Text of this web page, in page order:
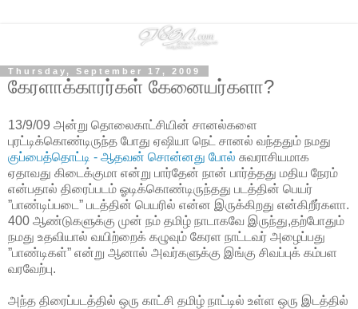
Thursday, September 17, 2009
கேரளாக்காரர்கள் கேனையர்களா?
13/9/09 அன்று தொலைகாட்சியின் சானல்களை
புரட்டிக்கொண்டிருந்த போது ஏஷியா நெட் சானல் வந்ததும் நமது
குப்பைத்தொட்டி - ஆதவன் சொன்னது போல் சுவராசியமாக
ஏதாவது கிடைக்குமா என்று பார்தேன் நான் பார்த்தது மதிய நேரம்
என்பதால் திரைப்படம் ஓடிக்கொண்டிருந்தது படத்தின் பெயர்
”பாண்டிப்படை” படத்தின் பெயரில் என்ன இருக்கிறது என்கிறீர்களா.
400 ஆண்டுகளுக்கு முன் நம் தமிழ் நாடாகவே இருந்து,தற்போதும்
நமது உதவியால் வயிற்றைக் கழுவும் கேரள நாட்டவர் அழைப்பது
”பாண்டிகள்” என்று ஆனால் அவர்களுக்கு இங்கு சிவப்புக் கம்பள
வரவேற்பு.
அந்த திரைப்படத்தில் ஒரு காட்சி தமிழ் நாட்டில் உள்ள ஒரு இடத்தில்